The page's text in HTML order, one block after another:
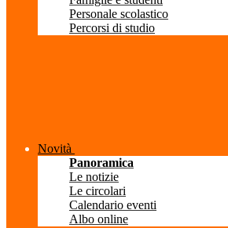
Personale scolastico
Percorsi di studio
Novità
Panoramica
Le notizie
Le circolari
Calendario eventi
Albo online